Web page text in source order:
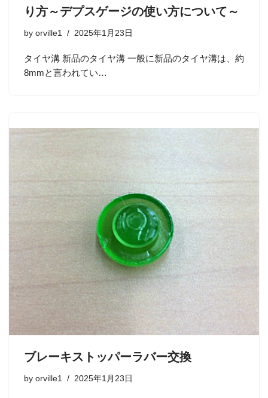
り方～デプスゲージの使い方について～
by orville1 2025年1月23日
タイヤ溝 新品のタイヤ溝 一般に新品のタイヤ溝は、約
8mmと言われてい…
ブレーキストッパーラバー交換
by orville1 2025年1月23日